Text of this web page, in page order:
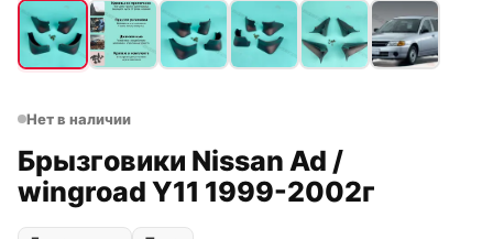
Нет в наличии
Брызговики Nissan Ad /
wingroad Y11 1999-2002г